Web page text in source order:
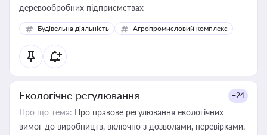
деревообробних підприємствах
Будівельна діяльність Агропромисловий комплекс
Екологічне регулювання +24
Про що тема: Про правове регулювання екологічних
вимог до виробництв, включно з дозволами, перевірками,